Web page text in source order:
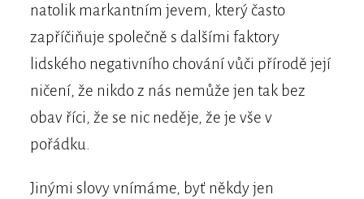
natolik markantním jevem, který často
zapříčiňuje společně s dalšími faktory
lidského negativního chování vůči přírodě její
ničení, že nikdo z nás nemůže jen tak bez
obav říci, že se nic neděje, že je vše v
pořádku.
Jinými slovy vnímáme, byť někdy jen